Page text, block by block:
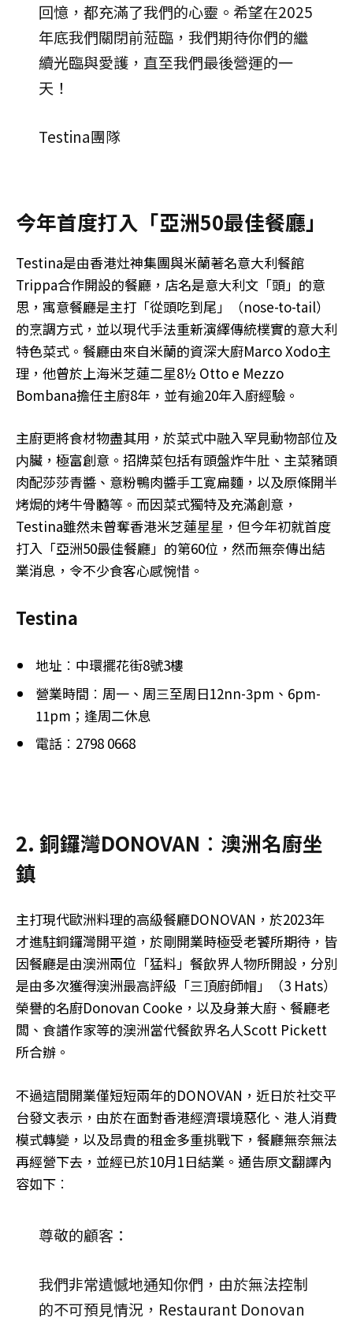
回憶，都充滿了我們的心靈。希望在2025
年底我們關閉前蒞臨，我們期待你們的繼
續光臨與愛護，直至我們最後營運的一
天！
Testina團隊
今年首度打入「亞洲50最佳餐廳」
Testina是由香港灶神集團與米蘭著名意大利餐館
Trippa合作開設的餐廳，店名是意大利文「頭」的意
思，寓意餐廳是主打「從頭吃到尾」（nose-to-tail）
的烹調方式，並以現代手法重新演繹傳統樸實的意大利
特色菜式。餐廳由來自米蘭的資深大廚Marco Xodo主
理，他曾於上海米芝蓮二星8½ Otto e Mezzo
Bombana擔任主廚8年，並有逾20年入廚經驗。
主廚更將食材物盡其用，於菜式中融入罕見動物部位及
内臟，極富創意。招牌菜包括有頭盤炸牛肚、主菜豬頭
肉配莎莎青醬、意粉鴨肉醬手工寛扁麵，以及原條開半
烤焗的烤牛骨髓等。而因菜式獨特及充滿創意，
Testina雖然未曾奪香港米芝蓮星星，但今年初就首度
打入「亞洲50最佳餐廳」的第60位，然而無奈傳出結
業消息，令不少食客心感惋惜。
Testina
地址︰中環擺花街8號3樓
營業時間︰周一、周三至周日12nn-3pm、6pm-
11pm；逢周二休息
電話︰2798 0668
2. 銅鑼灣DONOVAN︰澳洲名廚坐
鎮
主打現代歐洲料理的高級餐廳DONOVAN，於2023年
才進駐銅鑼灣開平道，於剛開業時極受老饕所期待，皆
因餐廳是由澳洲兩位「猛料」餐飲界人物所開設，分別
是由多次獲得澳洲最高評級「三頂廚師帽」（3 Hats）
榮譽的名廚Donovan Cooke，以及身兼大廚、餐廳老
闆、食譜作家等的澳洲當代餐飲界名人Scott Pickett
所合辦。
不過這間開業僅短短兩年的DONOVAN，近日於社交平
台發文表示，由於在面對香港經濟環境惡化、港人消費
模式轉變，以及昂貴的租金多重挑戰下，餐廳無奈無法
再經營下去，並經已於10月1日結業。通告原文翻譯內
容如下︰
尊敬的顧客：
我們非常遺憾地通知你們，由於無法控制
的不可預見情況，Restaurant Donovan